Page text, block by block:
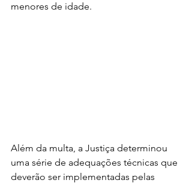
menores de idade.
Além da multa, a Justiça determinou
uma série de adequações técnicas que
deverão ser implementadas pelas